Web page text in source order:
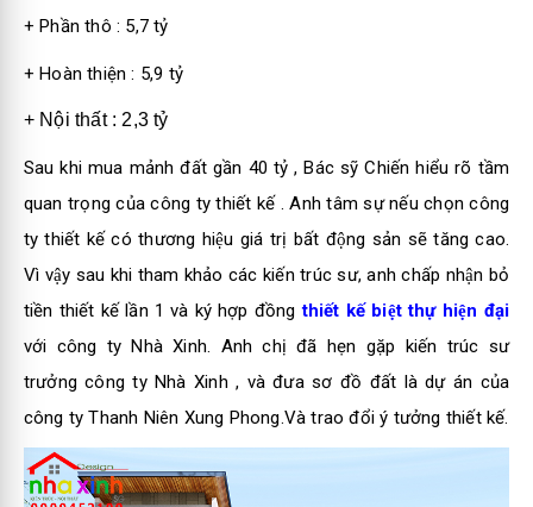
+ Phần thô : 5,7 tỷ
+ Hoàn thiện : 5,9 tỷ
+ Nội thất : 2,3 tỷ
Sau khi mua mảnh đất gần 40 tỷ , Bác sỹ Chiến hiểu rõ tầm
quan trọng của công ty thiết kế . Anh tâm sự nếu chọn công
ty thiết kế có thương hiệu giá trị bất động sản sẽ tăng cao.
Vì vậy sau khi tham khảo các kiến trúc sư, anh chấp nhận bỏ
tiền thiết kế lần 1 và ký hợp đồngthiết kế biệt thự hiện đại
với công ty Nhà Xinh. Anh chị đã hẹn gặp kiến trúc sư
trưởng công ty Nhà Xinh , và đưa sơ đồ đất là dự án của
công ty Thanh Niên Xung Phong.Và trao đổi ý tưởng thiết kế.